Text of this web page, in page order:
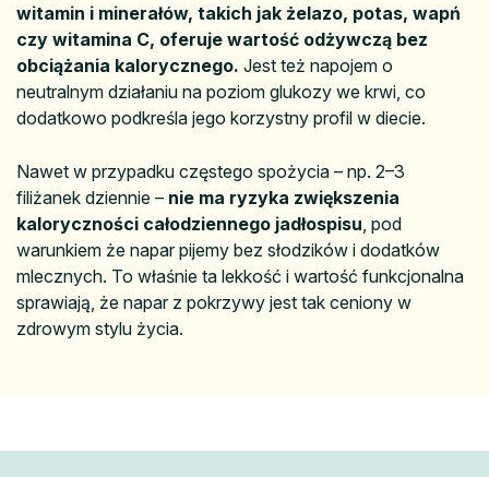
witamin i minerałów, takich jak żelazo, potas, wapń
czy witamina C, oferuje wartość odżywczą bez
obciążania kalorycznego. Jest też napojem o
neutralnym działaniu na poziom glukozy we krwi, co
dodatkowo podkreśla jego korzystny profil w diecie.
Nawet w przypadku częstego spożycia – np. 2–3
filiżanek dziennie – nie ma ryzyka zwiększenia
kaloryczności całodziennego jadłospisu , pod
warunkiem że napar pijemy bez słodzików i dodatków
mlecznych. To właśnie ta lekkość i wartość funkcjonalna
sprawiają, że napar z pokrzywy jest tak ceniony w
zdrowym stylu życia.